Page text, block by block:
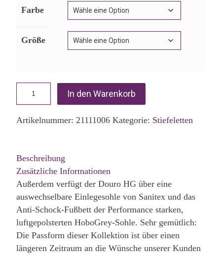
Farbe
Größe
In den Warenkorb
Artikelnummer: 21111006 Kategorie: Stiefeletten
Beschreibung
Zusätzliche Informationen
Außerdem verfügt der Douro HG über eine
auswechselbare Einlegesohle von Sanitex und das
Anti-Schock-Fußbett der Performance starken,
luftgepolsterten HoboGrey-Sohle. Sehr gemütlich:
Die Passform dieser Kollektion ist über einen
längeren Zeitraum an die Wünsche unserer Kunden